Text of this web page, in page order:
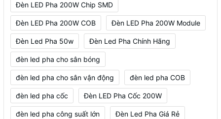
Đèn LED Pha 200W Chip SMD
Đèn LED Pha 200W COB Đèn LED Pha 200W Module
Đèn Led Pha 50w Đèn Led Pha Chính Hãng
đèn led pha cho sân bóng
đèn led pha cho sân vận động đèn led pha COB
đèn led pha cốc Đèn LED Pha Cốc 200W
đèn led pha công suất lớn Đèn Led Pha Giá Rẻ